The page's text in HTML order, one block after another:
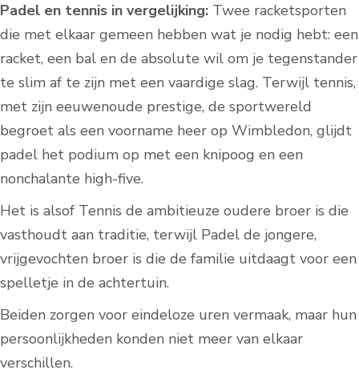
Padel en tennis in vergelijking: Twee racketsporten
die met elkaar gemeen hebben wat je nodig hebt: een
racket, een bal en de absolute wil om je tegenstander
te slim af te zijn met een vaardige slag. Terwijl tennis,
met zijn eeuwenoude prestige, de sportwereld
begroet als een voorname heer op Wimbledon, glijdt
padel het podium op met een knipoog en een
nonchalante high-five.
Het is alsof Tennis de ambitieuze oudere broer is die
vasthoudt aan traditie, terwijl Padel de jongere,
vrijgevochten broer is die de familie uitdaagt voor een
spelletje in de achtertuin.
Beiden zorgen voor eindeloze uren vermaak, maar hun
persoonlijkheden konden niet meer van elkaar
verschillen.